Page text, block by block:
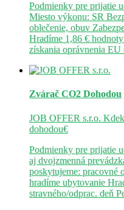
Podmienky pre prijatie
Miesto výkonu: SR
oblečenie, obuv
Hradíme 1,86 €
získania oprávnenia
Zvárač CO2 Dohodou
JOB OFFER s.r.o.
dohodou€
Podmienky pre prijatie
aj dvojzmenná
poskytujeme: pracovné
hradíme ubytovanie
stravného/odprac. deň